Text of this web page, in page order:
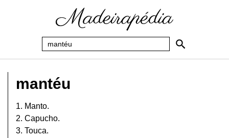
mantéu
1. Manto.
2. Capucho.
3. Touca.